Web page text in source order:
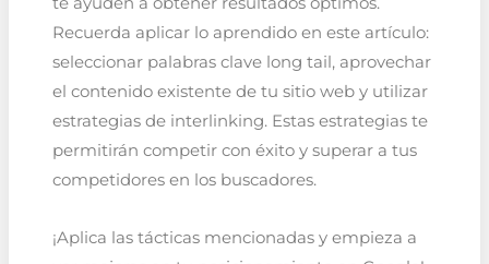
Recuerda aplicar lo aprendido en este artículo:
seleccionar palabras clave long tail, aprovechar
el contenido existente de tu sitio web y utilizar
estrategias de interlinking. Estas estrategias te
permitirán competir con éxito y superar a tus
competidores en los buscadores.
¡Aplica las tácticas mencionadas y empieza a